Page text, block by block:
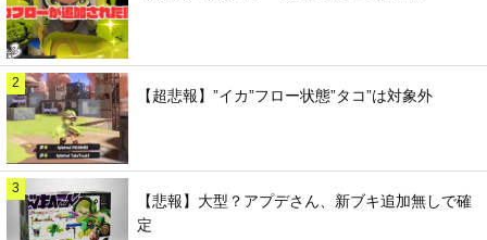
2
【超悲報】”イカ”フロー状態”タコ”は対象外
3
【悲報】大型？アプデさん、新ブキ追加無しで確
定